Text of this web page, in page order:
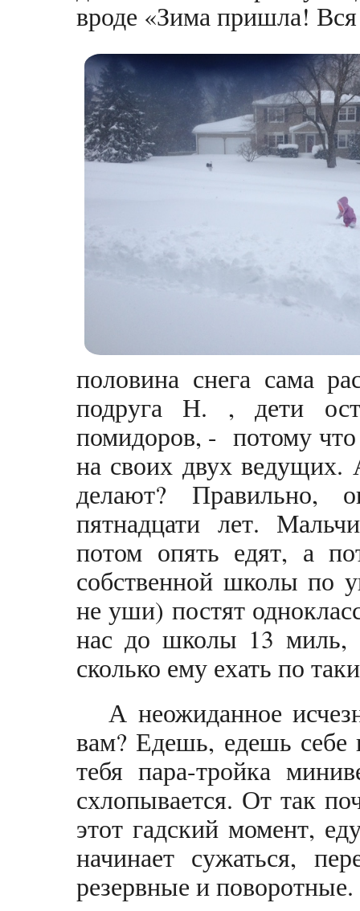
вроде «Зима пришла!
половина снега сама
подруга Н. , дети
помидоров, - потому что
на своих двух ведущих.
делают? Правильно,
пятнадцати лет.
потом опять едят, а
собственной школы по
не уши) постят
нас до школы 13 миль,
сколько ему ехать по
А неожиданное
вам? Едешь, едешь себе
тебя пара-тройка
схлопывается. От так
этот гадский момент,
начинает сужаться,
резервные и